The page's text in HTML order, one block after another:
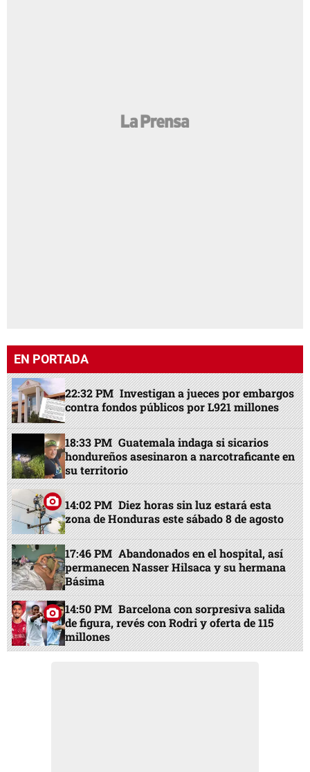
EN PORTADA
22:32 PM Investigan a jueces por embargos
contra fondos públicos por L921 millones
18:33 PM Guatemala indaga si sicarios
hondureños asesinaron a narcotraficante en
su territorio
14:02 PM Diez horas sin luz estará esta
zona de Honduras este sábado 8 de agosto
17:46 PM Abandonados en el hospital, así
permanecen Nasser Hilsaca y su hermana
Básima
14:50 PM Barcelona con sorpresiva salida
de figura, revés con Rodri y oferta de 115
millones